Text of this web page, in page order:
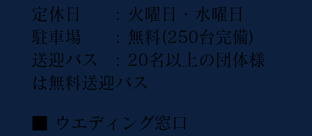
定休日 : 火曜日・水曜日
駐車場 : 無料(250台完備)
送迎バス : 20名以上の団体様
は無料送迎バス
■ ウエディング窓口